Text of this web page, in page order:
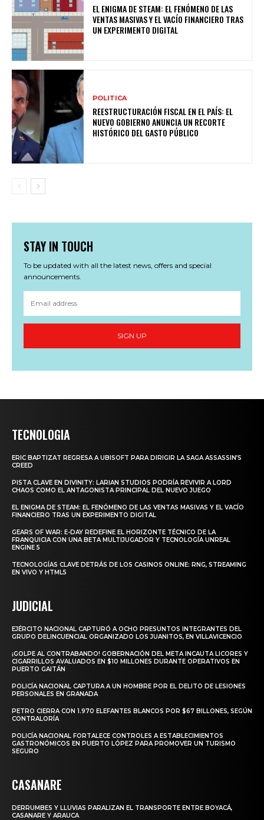
EL ENIGMA DE STEAM: EL FENÓMENO DE LAS
VENTAS MASIVAS Y EL VACÍO FINANCIERO TRAS
UN EXPERIMENTO DIGITAL
POLITICA
REESTRUCTURACIÓN FISCAL EN EL PAÍS: EL
NUEVO GOBIERNO ANUNCIA UN RECORTE
HISTÓRICO DEL GASTO PÚBLICO
STAY IN TOUCH
To be updated with all the latest news, offers and special
announcements.
SIGN UP
TECNOLOGIA
ERIC BAPTIZAT REGRESA A UBISOFT PARA DIRIGIR LA SAGA ASSASSIN’S
CREED
PISTA CLAVE EN DIVINITY: LARIAN STUDIOS PODRÍA REVIVIR A LORD
CHAOS COMO EL ANTAGONISTA PRINCIPAL DEL NUEVO JUEGO
EL ENIGMA DE STEAM: EL FENÓMENO DE LAS VENTAS MASIVAS Y EL VACÍO
FINANCIERO TRAS UN EXPERIMENTO DIGITAL
GEARS OF WAR: E-DAY REDEFINE EL HORIZONTE TÉCNICO DE LA
FRANQUICIA CON UNA BETA MULTIJUGADOR Y TECNOLOGÍA UNREAL
ENGINE 5
TECNOLOGÍAS CLAVE DETRÁS DE LOS CASINOS ONLINE: RNG, STREAMING
EN VIVO Y HTML5
JUDICIAL
EJÉRCITO NACIONAL CAPTURÓ A OCHO PRESUNTOS INTEGRANTES DEL
GRUPO DELINCUENCIAL ORGANIZADO LOS JUANITOS, EN VILLAVICENCIO
¡GOLPE AL CONTRABANDO! GOBERNACIÓN DEL META INCAUTA LICORES Y
CIGARRILLOS AVALUADOS EN $10 MILLONES DURANTE OPERATIVOS EN
PUERTO GAITÁN
POLICÍA NACIONAL CAPTURA A UN HOMBRE POR EL DELITO DE LESIONES
PERSONALES EN GRANADA
PETRO CIERRA CON 1.970 ELEFANTES BLANCOS POR $67 BILLONES, SEGÚN
CONTRALORÍA
POLICÍA NACIONAL FORTALECE CONTROLES A ESTABLECIMIENTOS
GASTRONÓMICOS EN PUERTO LÓPEZ PARA PROMOVER UN TURISMO
SEGURO
CASANARE
DERRUMBES Y LLUVIAS PARALIZAN EL TRANSPORTE ENTRE BOYACÁ,
CASANARE Y ARAUCA